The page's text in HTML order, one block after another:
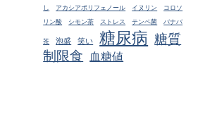
し
アカシアポリフェノール イヌリン
コロソ
リン酸
シモン茶 ストレス テンペ菌 バナバ
茶 泡盛 笑い 糖尿病 糖質
制限食 血糖値